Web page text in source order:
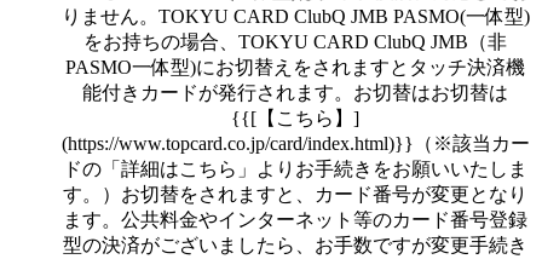
りません。TOKYU CARD ClubQ JMB PASMO(一体型)
をお持ちの場合、TOKYU CARD ClubQ JMB（非
PASMO一体型)にお切替えをされますとタッチ決済機
能付きカードが発行されます。お切替はお切替は
{{[【こちら】]
(https://www.topcard.co.jp/card/index.html)}}（※該当カー
ドの「詳細はこちら」よりお手続きをお願いいたしま
す。）お切替をされますと、カード番号が変更となり
ます。公共料金やインターネット等のカード番号登録
型の決済がございましたら、お手数ですが変更手続き